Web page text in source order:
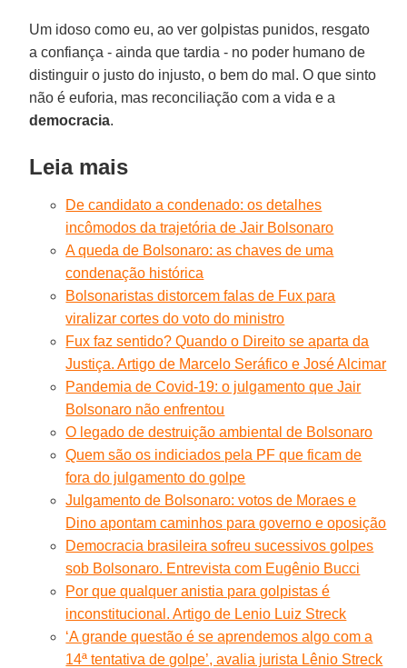
Um idoso como eu, ao ver golpistas punidos, resgato
a confiança - ainda que tardia - no poder humano de
distinguir o justo do injusto, o bem do mal. O que sinto
não é euforia, mas reconciliação com a vida e a
democracia.
Leia mais
De candidato a condenado: os detalhes
incômodos da trajetória de Jair Bolsonaro
A queda de Bolsonaro: as chaves de uma
condenação histórica
Bolsonaristas distorcem falas de Fux para
viralizar cortes do voto do ministro
Fux faz sentido? Quando o Direito se aparta da
Justiça. Artigo de Marcelo Seráfico e José Alcimar
Pandemia de Covid-19: o julgamento que Jair
Bolsonaro não enfrentou
O legado de destruição ambiental de Bolsonaro
Quem são os indiciados pela PF que ficam de
fora do julgamento do golpe
Julgamento de Bolsonaro: votos de Moraes e
Dino apontam caminhos para governo e oposição
Democracia brasileira sofreu sucessivos golpes
sob Bolsonaro. Entrevista com Eugênio Bucci
Por que qualquer anistia para golpistas é
inconstitucional. Artigo de Lenio Luiz Streck
‘A grande questão é se aprendemos algo com a
14ª tentativa de golpe’, avalia jurista Lênio Streck